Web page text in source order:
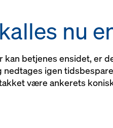
nu
kan betjenes ensidet, er
igen
være ankerets